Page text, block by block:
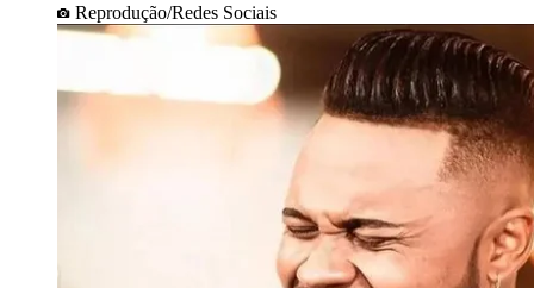
Reprodução/Redes Sociais